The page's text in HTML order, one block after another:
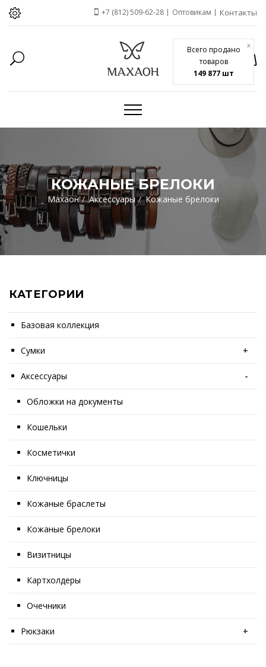
Всего продано
товаров
149 877 шт
x
+7 (812) 509-62-28 Оптовикам Контакты
КОЖАНЫЕ БРЕЛОКИ
Махаон Аксессуары Кожаные брелоки
КАТЕГОРИИ
Базовая коллекция
Сумки +
Аксессуары -
Обложки на документы
Кошельки
Косметички
Ключницы
Кожаные браслеты
Кожаные брелоки
Визитницы
Картхолдеры
Очечники
Рюкзаки +